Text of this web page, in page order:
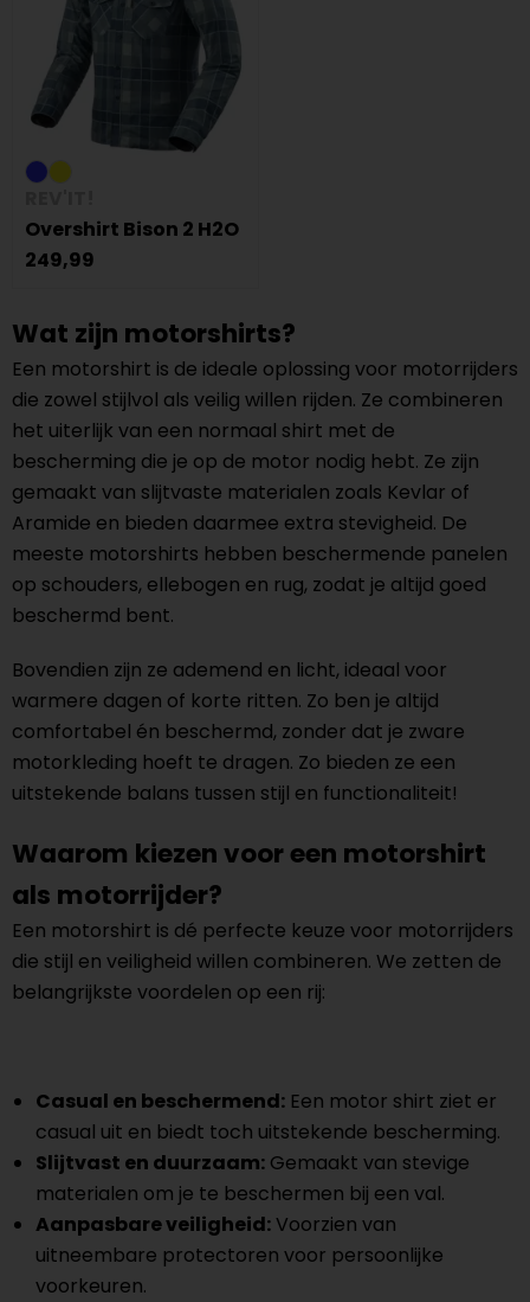
Overshirt Bison 2 H2O
249,99
Wat zijn motorshirts?
Een motorshirt is de ideale oplossing voor motorrijders
die zowel stijlvol als veilig willen rijden. Ze combineren
het uiterlijk van een normaal shirt met de
bescherming die je op de motor nodig hebt. Ze zijn
gemaakt van slijtvaste materialen zoals Kevlar of
Aramide en bieden daarmee extra stevigheid. De
meeste motorshirts hebben beschermende panelen
op schouders, ellebogen en rug, zodat je altijd goed
beschermd bent.
Bovendien zijn ze ademend en licht, ideaal voor
warmere dagen of korte ritten. Zo ben je altijd
comfortabel én beschermd, zonder dat je zware
motorkleding hoeft te dragen. Zo bieden ze een
uitstekende balans tussen stijl en functionaliteit!
Waarom kiezen voor een motorshirt
als motorrijder?
Een motorshirt is dé perfecte keuze voor motorrijders
die stijl en veiligheid willen combineren. We zetten de
belangrijkste voordelen op een rij:
Casual en beschermend: Een motor shirt ziet er
casual uit en biedt toch uitstekende bescherming.
Slijtvast en duurzaam: Gemaakt van stevige
materialen om je te beschermen bij een val.
Aanpasbare veiligheid: Voorzien van
uitneembare protectoren voor persoonlijke
voorkeuren.